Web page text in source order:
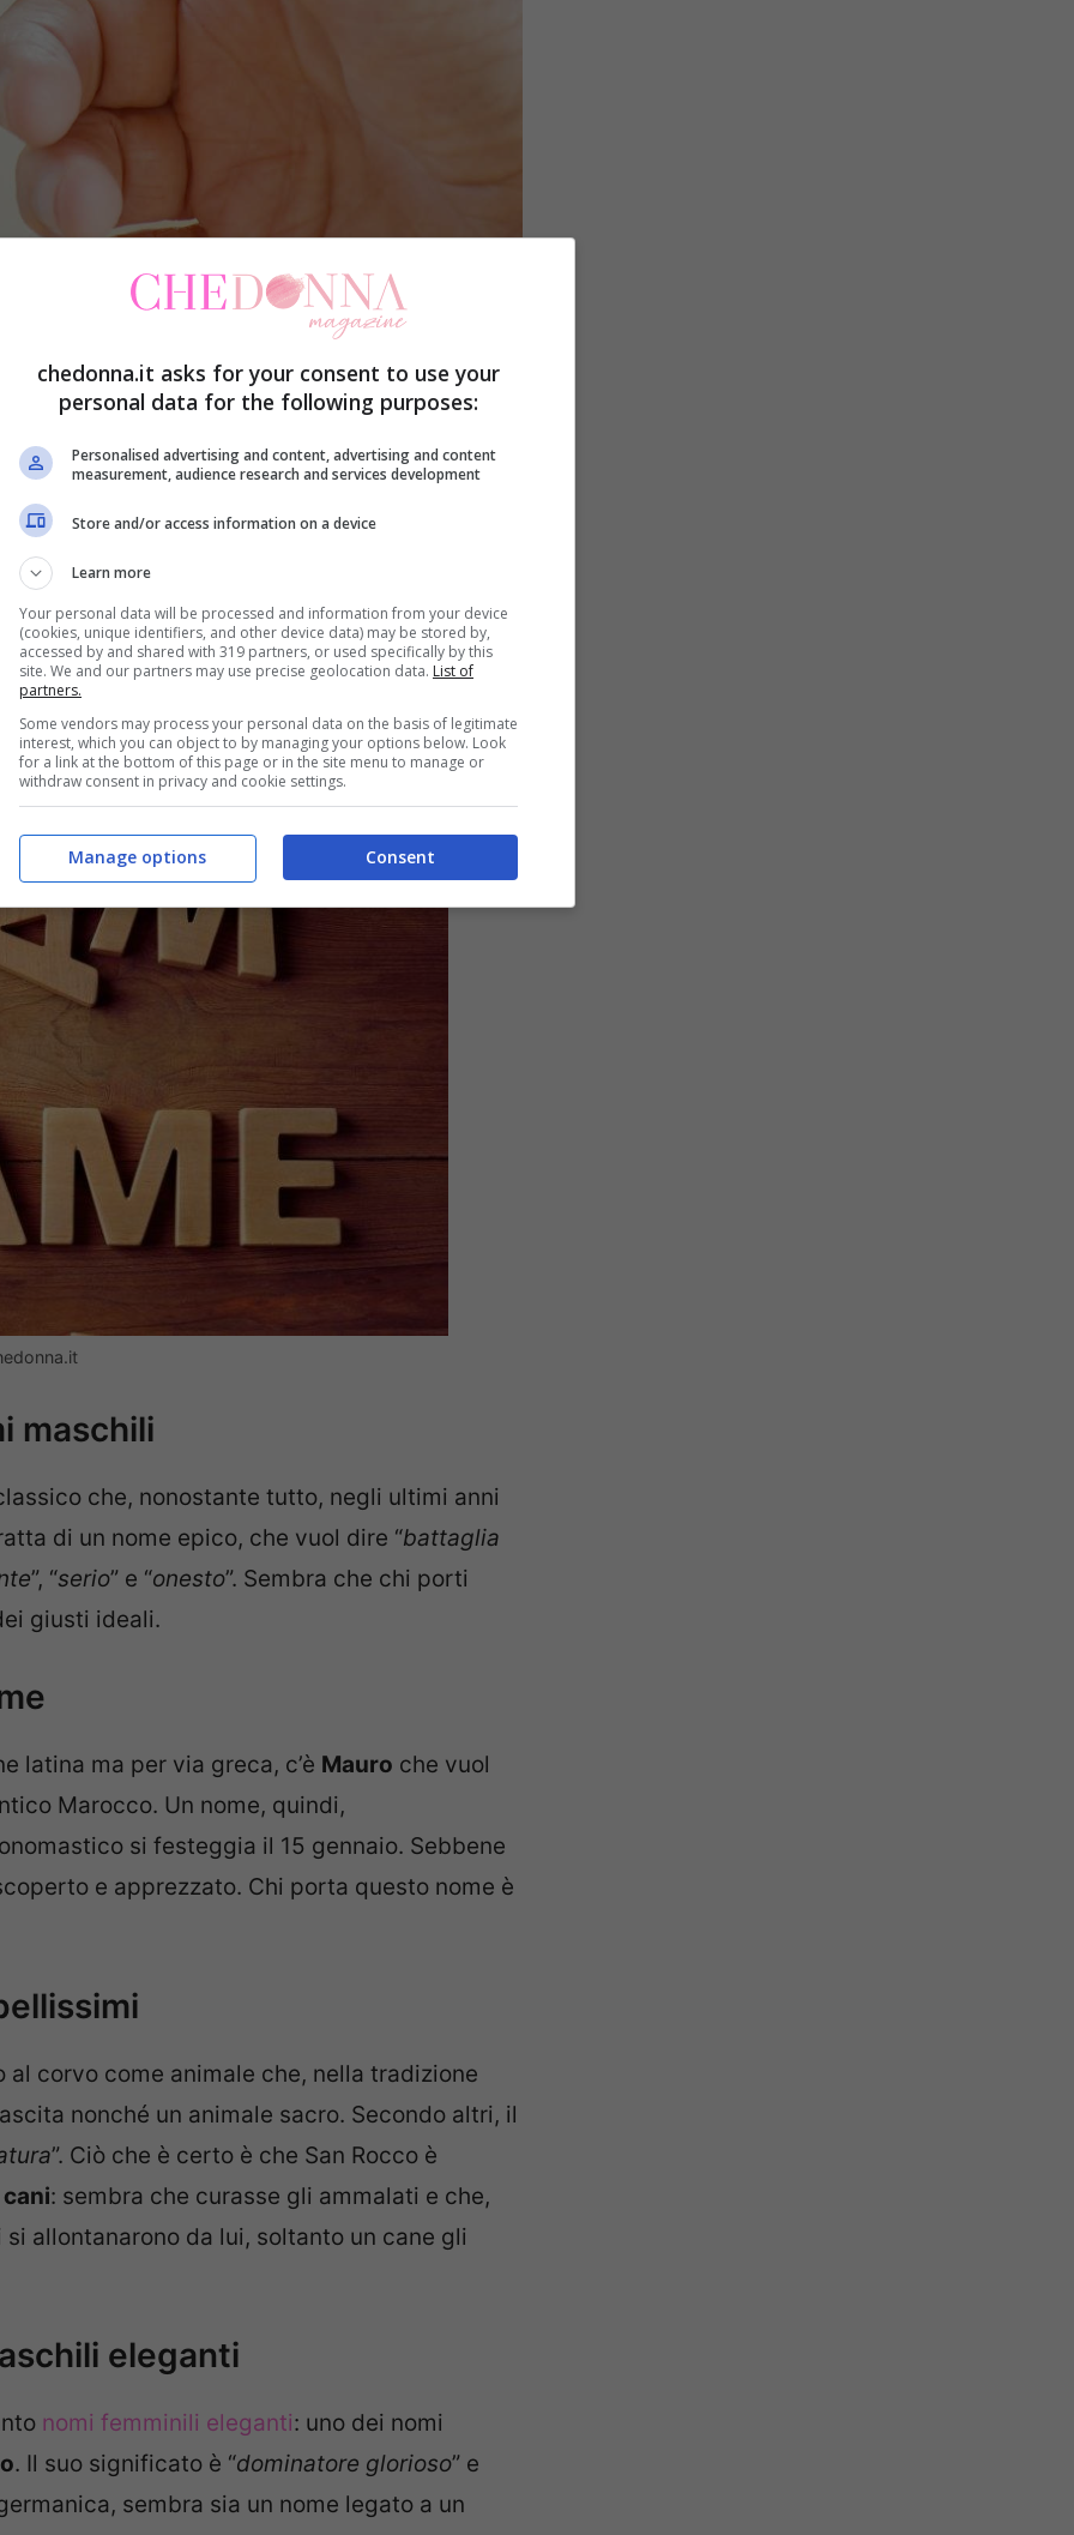
bambino o animale perché, semplicemente,
ben preciso. Coniugare originalità ed
può essere portata a termine dopo
nomi vintage a quelli più rari, scopriamo
date,Aureliovuol dire “uomo di luce propria
dal latino “
del nome è latina. Aurelio vuol dire anche
”.
maschili
che, nonostante tutto, negli ultimi anni
di un nome epico, che vuol dire “battaglia
”, “serio” e “onesto”. Sembra che chi porti
giusti ideali.
latina ma per via greca, c’è Mauro che vuol
Marocco. Un nome, quindi,
si festeggia il 15 gennaio. Sebbene
e apprezzato. Chi porta questo nome è
al corvo come animale che, nella tradizione
nonché un animale sacro. Secondo altri, il
”. Ciò che è certo è che San Rocco è
: sembra che curasse gli ammalati e che,
allontanarono da lui, soltanto un cane gli
eleganti
nomi femminili eleganti: uno dei nomi
. Il suo significato è “dominatore glorioso” e
sembra sia un nome legato a un
chedonna.it asks for your consent to use your
personal data for the following purposes:
Personalised advertising and content, advertising and content
measurement, audience research and services development
Store and/or access information on a device
Learn more
Your personal data will be processed and information from your device
(cookies, unique identifiers, and other device data) may be stored by,
accessed by and shared with 319 partners, or used specifically by this
site. We and our partners may use precise geolocation data. List of
partners.
Some vendors may process your personal data on the basis of legitimate
interest, which you can object to by managing your options below. Look
for a link at the bottom of this page or in the site menu to manage or
withdraw consent in privacy and cookie settings.
Consent
Manage options